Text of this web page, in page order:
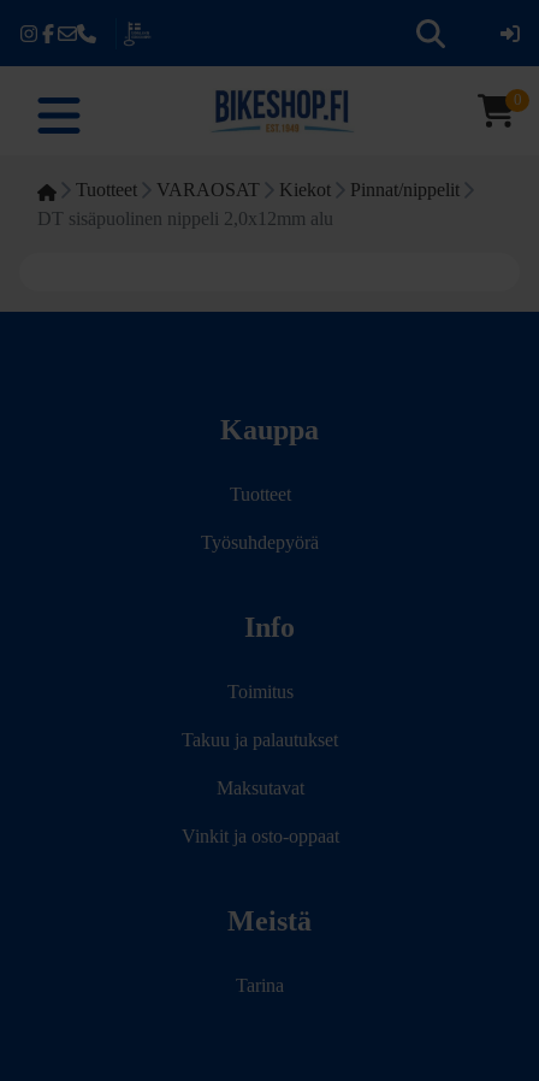
0
Tuotteet VARAOSAT Kiekot
Pinnat/nippelit
DT sisäpuolinen nippeli 2,0x12mm alu
Kauppa
Tuotteet
Työsuhdepyörä
Info
Toimitus
Takuu ja palautukset
Maksutavat
Vinkit ja osto-oppaat
Meistä
Tarina